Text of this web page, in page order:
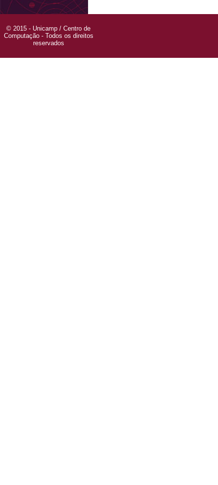
© 2015 - Unicamp / Centro de
Computação - Todos os direitos
reservados